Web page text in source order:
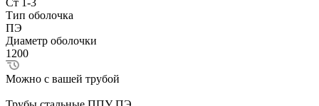
Ст 1-3
Тип оболочка
ПЭ
Диаметр оболочки
1200
Можно с вашей трубой